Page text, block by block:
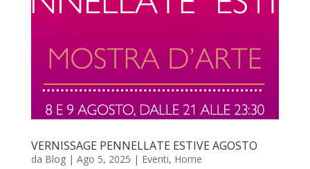
VERNISSAGE PENNELLATE ESTIVE AGOSTO
da Blog| Ago 5, 2025 | Eventi, Home